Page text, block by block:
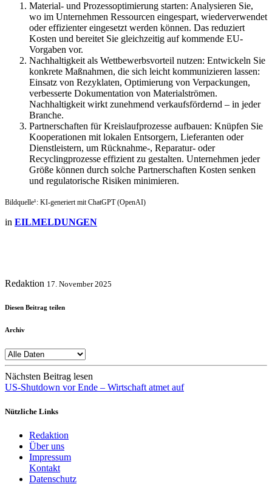
Material- und Prozessoptimierung starten: Analysieren Sie,
wo im Unternehmen Ressourcen eingespart, wiederverwendet
oder effizienter eingesetzt werden können. Das reduziert
Kosten und bereitet Sie gleichzeitig auf kommende EU-
Vorgaben vor.
Nachhaltigkeit als Wettbewerbsvorteil nutzen: Entwickeln Sie
konkrete Maßnahmen, die sich leicht kommunizieren lassen:
Einsatz von Rezyklaten, Optimierung von Verpackungen,
verbesserte Dokumentation von Materialströmen.
Nachhaltigkeit wirkt zunehmend verkaufsfördernd – in jeder
Branche.
Partnerschaften für Kreislaufprozesse aufbauen: Knüpfen Sie
Kooperationen mit lokalen Entsorgern, Lieferanten oder
Dienstleistern, um Rücknahme-, Reparatur- oder
Recyclingprozesse effizient zu gestalten. Unternehmen jeder
Größe können durch solche Partnerschaften Kosten senken
und regulatorische Risiken minimieren.
Bildquelle¹: KI-generiert mit ChatGPT (OpenAI)
in EILMELDUNGEN
Redaktion 17. November 2025
Diesen Beitrag teilen
Archiv
Nächsten Beitrag lesen
US-Shutdown vor Ende – Wirtschaft atmet auf
Nützliche Links
Redaktion
Über uns
Impressum
Kontakt
Datenschutz